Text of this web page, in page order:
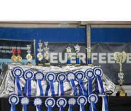
Impressionen zur ACI Tandem-
Ausstellung – 05.07.2026
ACI Mitteilungen Allgemein Ausstellungen
Ausstellungsverlauf CACIB CACIB Germany
Impression European CACIB frühzeitige online-
Hundeausstellung Hundeausstellung 05.07.2026